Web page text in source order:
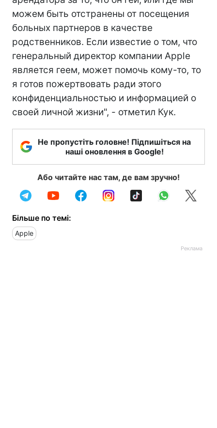
можем быть отстранены от посещения
больных партнеров в качестве
родственников. Если известие о том, что
генеральный директор компании Apple
является геем, может помочь кому-то, то
я готов пожертвовать ради этого
конфиденциальностью и информацией о
своей личной жизни", - отметил Кук.
Не пропустіть головне! Підпишіться на
наші оновлення в Google!
Або читайте нас там, де вам зручно!
Більше по темі:
Apple